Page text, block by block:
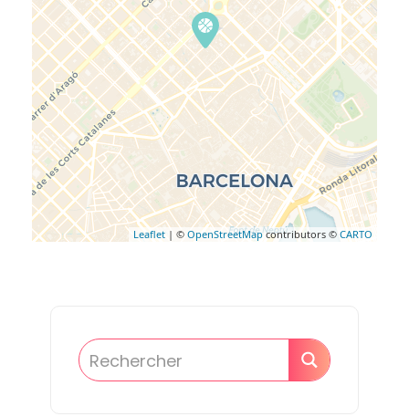
Leaflet | © OpenStreetMapcontributors © CARTO